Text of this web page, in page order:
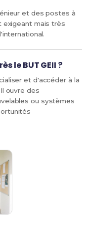
et des postes à
exigeant mais très
le BUT GEII ?
et d'accéder à la
ouvre des
ou systèmes